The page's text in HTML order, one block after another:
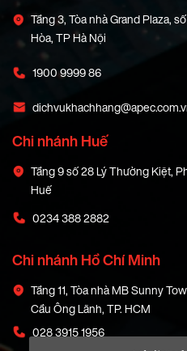
Tầng 3, Tòa nhà Grand Plaza,
Hòa, TP Hà Nội
1900 9999 86
Chi nhánh Huế
Tầng 9 số 28 Lý Thường Kiệt,
Huế
0234 388 2882
Chi nhánh Hồ Chí Minh
Tầng 11, Tòa nhà MB Sunny
Cầu Ông Lãnh, TP. HCM
028 3915 1956